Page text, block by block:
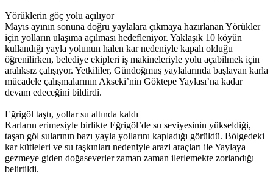
Yörüklerin göç yolu açılıyor
Mayıs ayının sonuna doğru yaylalara çıkmaya hazırlanan Yörükler
için yolların ulaşıma açılması hedefleniyor. Yaklaşık 10 köyün
kullandığı yayla yolunun halen kar nedeniyle kapalı olduğu
öğrenilirken, belediye ekipleri iş makineleriyle yolu açabilmek için
aralıksız çalışıyor. Yetkililer, Gündoğmuş yaylalarında başlayan karla
mücadele çalışmalarının Akseki’nin Göktepe Yaylası’na kadar
devam edeceğini bildirdi.
Eğrigöl taştı, yollar su altında kaldı
Karların erimesiyle birlikte Eğrigöl’de su seviyesinin yükseldiği,
taşan göl sularının bazı yayla yollarını kapladığı görüldü. Bölgedeki
kar kütleleri ve su taşkınları nedeniyle arazi araçları ile Yaylaya
gezmeye giden doğaseverler zaman zaman ilerlemekte zorlandığı
belirtildi.